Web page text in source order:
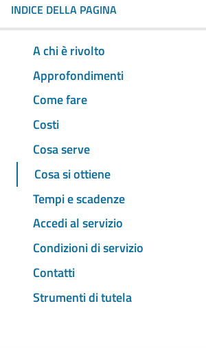
INDICE DELLA PAGINA
A chi è rivolto
Approfondimenti
Come fare
Costi
Cosa serve
Cosa si ottiene
Tempi e scadenze
Accedi al servizio
Condizioni di servizio
Contatti
Strumenti di tutela